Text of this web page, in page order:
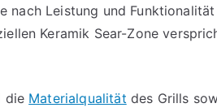
Leistung und
Keramik Sear-Zone
die Materialqualität des Grills